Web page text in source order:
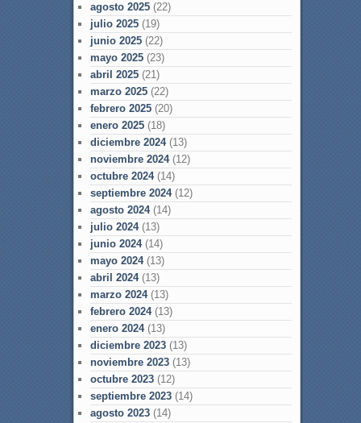
agosto 2025(22)
julio 2025(19)
junio 2025(22)
mayo 2025(23)
abril 2025(21)
marzo 2025(22)
febrero 2025(20)
enero 2025(18)
diciembre 2024(13)
noviembre 2024(12)
octubre 2024(14)
septiembre 2024(12)
agosto 2024(14)
julio 2024(13)
junio 2024(14)
mayo 2024(13)
abril 2024(13)
marzo 2024(13)
febrero 2024(13)
enero 2024(13)
diciembre 2023(13)
noviembre 2023(13)
octubre 2023(12)
septiembre 2023(14)
agosto 2023(14)